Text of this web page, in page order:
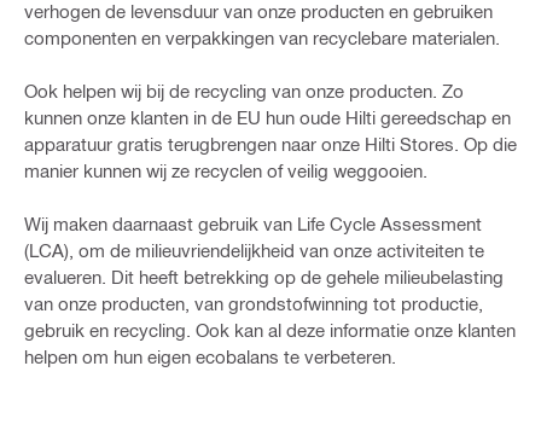
verhogen de levensduur van onze producten en gebruiken
componenten en verpakkingen van recyclebare materialen.
Ook helpen wij bij de recycling van onze producten. Zo
kunnen onze klanten in de EU hun oude Hilti gereedschap en
apparatuur gratis terugbrengen naar onze Hilti Stores. Op die
manier kunnen wij ze recyclen of veilig weggooien.
Wij maken daarnaast gebruik van Life Cycle Assessment
(LCA), om de milieuvriendelijkheid van onze activiteiten te
evalueren. Dit heeft betrekking op de gehele milieubelasting
van onze producten, van grondstofwinning tot productie,
gebruik en recycling. Ook kan al deze informatie onze klanten
helpen om hun eigen ecobalans te verbeteren.